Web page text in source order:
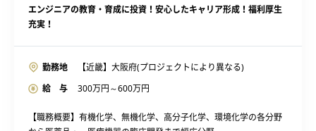
エンジニアの教育・育成に投資！安心したキャリア形成！福利厚生
充実！
勤務地
【近畿】大阪府(プロジェクトにより異なる)
給 与
300万円～600万円
【職務概要】有機化学、無機化学、高分子化学、環境化学の各分野